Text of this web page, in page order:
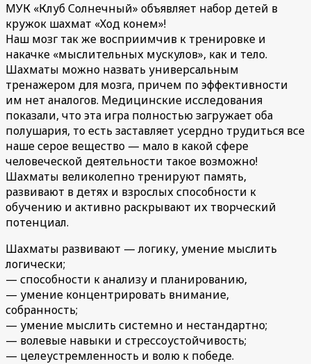
МУК «Клуб Солнечный» объявляет набор детей в
кружок шахмат «Ход конем»!
Наш мозг так же восприимчив к тренировке и
накачке «мыслительных мускулов», как и тело.
Шахматы можно назвать универсальным
тренажером для мозга, причем по эффективности
им нет аналогов. Медицинские исследования
показали, что эта игра полностью загружает оба
полушария, то есть заставляет усердно трудиться все
наше серое вещество — мало в какой сфере
человеческой деятельности такое возможно!
Шахматы великолепно тренируют память,
развивают в детях и взрослых способности к
обучению и активно раскрывают их творческий
потенциал.
Шахматы развивают — логику, умение мыслить
логически;
— способности к анализу и планированию,
— умение концентрировать внимание,
собранность;
— умение мыслить системно и нестандартно;
— волевые навыки и стрессоустойчивость;
— целеустремленность и волю к победе.